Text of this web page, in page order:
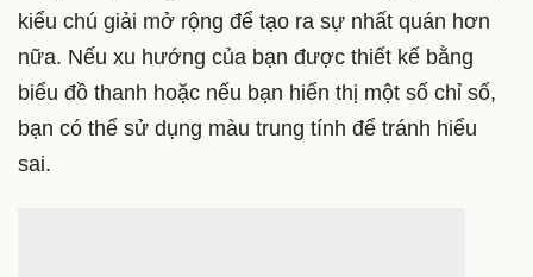
kiểu chú giải mở rộng để tạo ra sự nhất quán hơn
nữa. Nếu xu hướng của bạn được thiết kế bằng
biểu đồ thanh hoặc nếu bạn hiển thị một số chỉ số,
bạn có thể sử dụng màu trung tính để tránh hiểu
sai.